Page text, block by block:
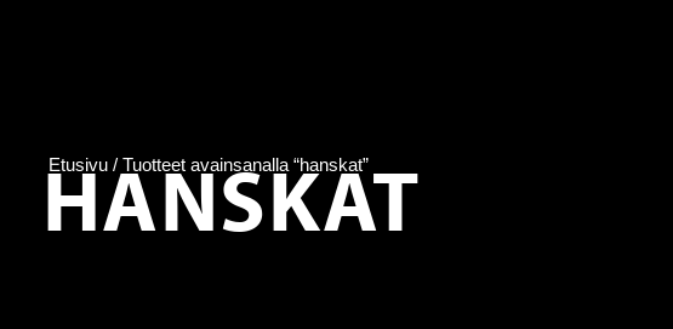
Etusivu / Tuotteet avainsanalla “hanskat”
HANSKAT